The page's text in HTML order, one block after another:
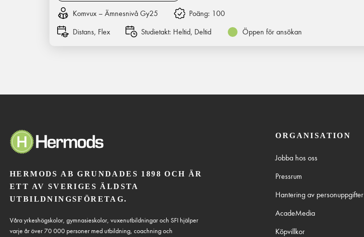
Komvux – Ämnesnivå Gy25 Poäng: 100
Distans, Flex
Studietakt: Heltid, Deltid Öppen för ansökan
HERMODS AB GRUNDADES 1898 OCH ÄR
ETT AV SVERIGES ÄLDSTA
UTBILDNINGSFÖRETAG.
Våra yrkeshögskolor, gymnasieskolor, vuxenutbildningar och SFI hjälper
varje år över 70 000 personer med utbildning, coachning och
ORGANISATION
Jobba hos oss
Pressrum
Hantering av personuppgifter
AcadeMedia
Köpvillkor